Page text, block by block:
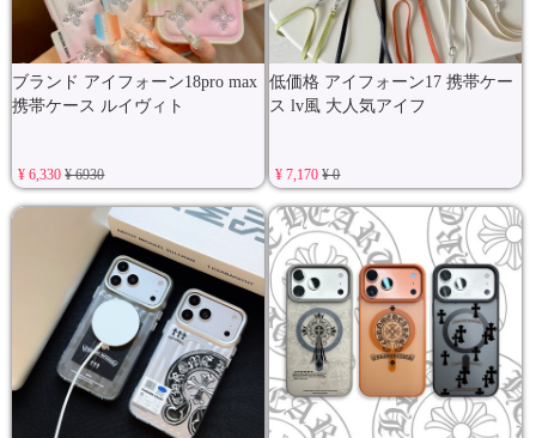
ブランド アイフォーン18pro max
携帯ケース ルイヴィト
¥ 6,330¥ 6930
低価格 アイフォーン17 携帯ケー
ス lv風 大人気アイフ
¥ 7,170¥ 0